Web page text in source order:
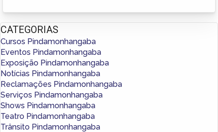
CATEGORIAS
Cursos Pindamonhangaba
Eventos Pindamonhangaba
Exposição Pindamonhangaba
Notícias Pindamonhangaba
Reclamações Pindamonhangaba
Serviços Pindamonhangaba
Shows Pindamonhangaba
Teatro Pindamonhangaba
Trânsito Pindamonhangaba